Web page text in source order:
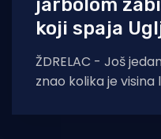
jarbolom
koji spaja
ŽDRELAC - Još
znao kolika je